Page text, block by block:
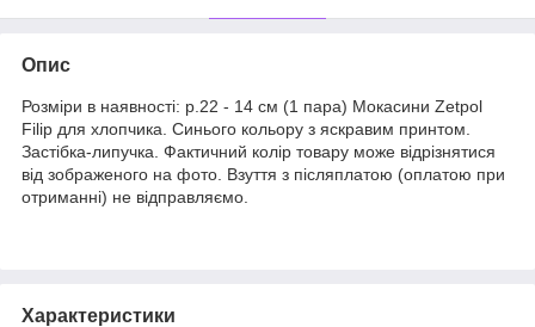
Опис
Розміри в наявності: р.22 - 14 см (1 пара) Мокасини Zetpol
Filip для хлопчика. Синього кольору з яскравим принтом.
Застібка-липучка. Фактичний колір товару може відрізнятися
від зображеного на фото. Взуття з післяплатою (оплатою при
отриманні) не відправляємо.
Характеристики